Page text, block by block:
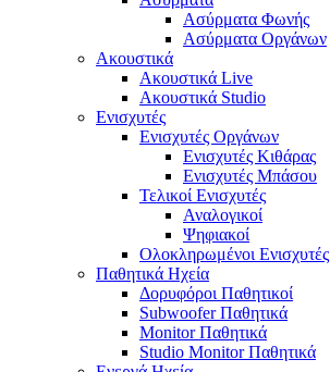
Ασύρματα Φωνής
Ασύρματα Οργάνων
Ακουστικά
Ακουστικά Live
Ακουστικά Studio
Ενισχυτές
Ενισχυτές Οργάνων
Ενισχυτές Κιθάρας
Ενισχυτές Μπάσου
Τελικοί Ενισχυτές
Αναλογικοί
Ψηφιακοί
Ολοκληρωμένοι Ενισχυτές
Παθητικά Ηχεία
Δορυφόροι Παθητικοί
Subwoofer Παθητικά
Monitor Παθητικά
Studio Monitor Παθητικά